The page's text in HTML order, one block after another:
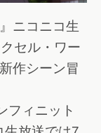
ニコニコ生
セル・ワー
作シーン冒
フィニット